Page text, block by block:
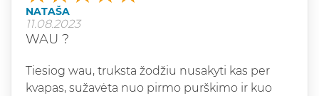
NATAŠA
11.08.2023
WAU ?
Tiesiog wau, truksta žodžiu nusakyti kas per
kvapas, sužavėta nuo pirmo purškimo ir kuo